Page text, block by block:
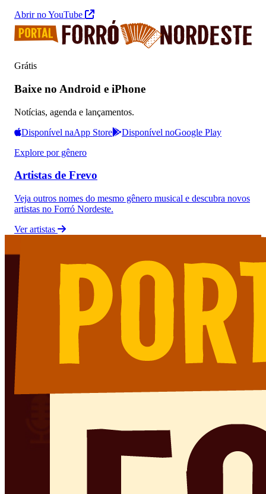
Abrir no YouTube
Grátis
Baixe no Android e iPhone
Notícias, agenda e lançamentos.
Disponível naApp Store Disponível noGoogle Play
Explore por gênero
Artistas de Frevo
Veja outros nomes do mesmo gênero musical e descubra novos
artistas no Forró Nordeste.
Ver artistas